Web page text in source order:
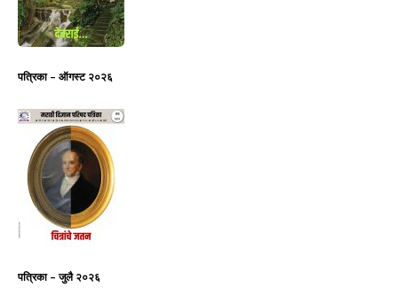
पत्रिका – ऑगस्ट २०२६
पत्रिका – जुलै २०२६